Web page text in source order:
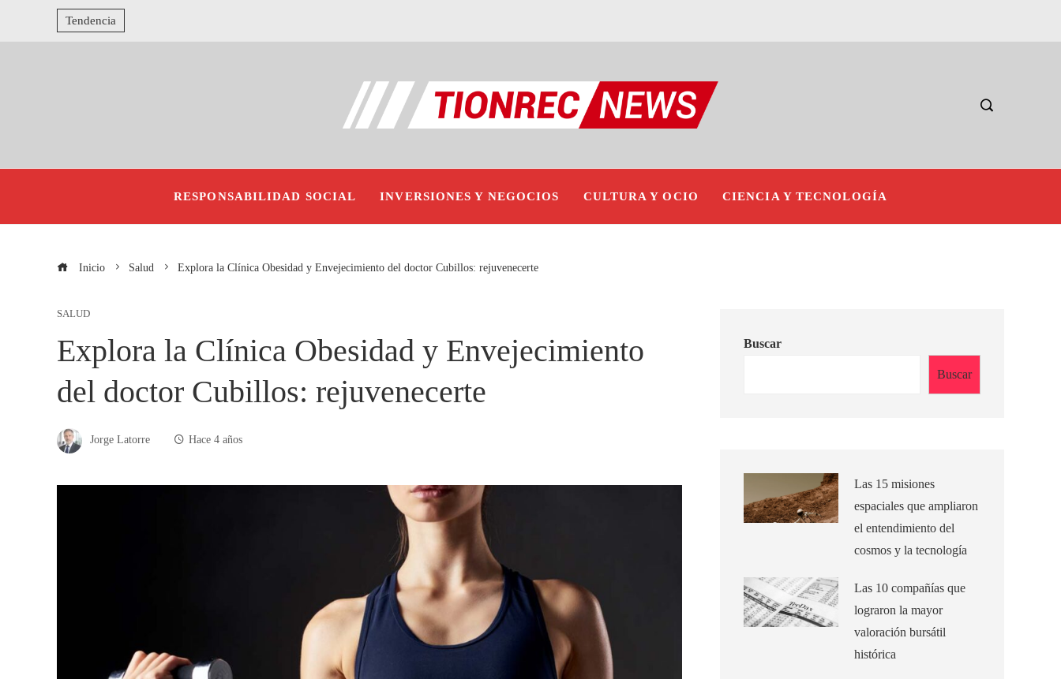
Tendencia
RESPONSABILIDAD SOCIAL INVERSIONES Y NEGOCIOS CULTURA Y OCIO CIENCIA Y TECNOLOGÍA
Inicio Salud Explora la Clínica Obesidad y Envejecimiento del doctor Cubillos: rejuvenecerte
SALUD
Explora la Clínica Obesidad y Envejecimiento
del doctor Cubillos: rejuvenecerte
Jorge Latorre Hace 4 años
Buscar
Buscar
Las 15 misiones
espaciales que ampliaron
el entendimiento del
cosmos y la tecnología
Las 10 compañías que
lograron la mayor
valoración bursátil
histórica